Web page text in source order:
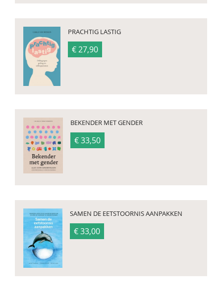
PRACHTIG LASTIG
€ 27,90
BEKENDER MET GENDER
€ 33,50
SAMEN DE EETSTOORNIS AANPAKKEN
€ 33,00